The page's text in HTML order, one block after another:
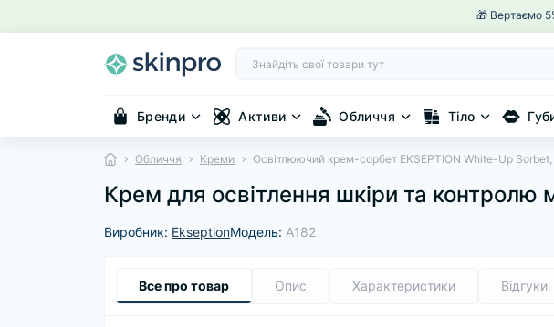
🚚
Бренди Активи Обличчя Тіло
Обличчя Креми Освітлюючий крем-сорбет EKSEPTION White-Up
Крем для освітлення шкіри та
Виробник: EkseptionМодель: A182
Все про товар Опис Характеристики Відгуки